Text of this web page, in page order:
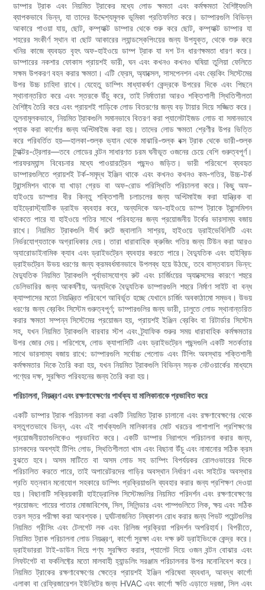
ডাম্পার ট্রাক এবং নিয়মিত ট্রাকের মধ্যে লোড ক্ষমতা এবং কর্মক্ষমতা বৈশিষ্ট্যগুলি
ব্যাপকভাবে ভিন্ন, যা তাদের উদ্দেশ্যমূলক ভূমিকা প্রতিফলিত করে। ডাম্পারগুলি বিভিন্ন
আকারে পাওয়া যায়, ছোট, কম্প্যাক্ট ডাম্পার থেকে শুরু করে ছোট, কম্প্যাক্ট ডাম্পার যা
শহরের সংকীর্ণ স্থান বা ছোট আকারের ল্যান্ডস্কেপিংয়ের জন্য উপযুক্ত, থেকে শুরু করে
খনির কাজে ব্যবহৃত বৃহৎ অফ-হাইওয়ে ডাম্প ট্রাক যা দশ টন ধারণক্ষমতা ধারণ করে।
ডাম্পারের নকশার ফোকাস প্রায়শই ভারী, ঘন এবং কখনও কখনও ঘষিয়া তুলিয়া ফেলিতে
সক্ষম উপকরণ বহন করার ক্ষমতা। এটি ফ্রেম, অ্যাক্সেল, সাসপেনশন এবং ব্রেকিং সিস্টেমের
উপর উচ্চ চাহিদা রাখে। যেহেতু ডাম্পিং মাধ্যাকর্ষণ কেন্দ্রকে উপরের দিকে এবং পিছনে
স্থানান্তরিত করে এবং স্তরকে উঁচু করে, তাই নির্মাতারা আরও শক্তিশালী স্থিতিশীলতা
বৈশিষ্ট্য তৈরি করে এবং প্রায়শই গাড়িকে লোড বিতরণের জন্য বড় টায়ার দিয়ে সজ্জিত করে।
তুলনামূলকভাবে, নিয়মিত ট্রাকগুলি সমানভাবে বিতরণ করা প্যালেটাইজড লোড বা সমানভাবে
প্যাক করা কার্গোর জন্য অপ্টিমাইজ করা হয়। তাদের লোড ক্ষমতা শ্রেণীর উপর ভিত্তি
করে পরিবর্তিত হয়—হালকা-শুল্ক ভ্যান থেকে মাঝারি-শুল্ক বক্স ট্রাক থেকে ভারী-শুল্ক
ট্র্যাক্টর-ট্রেলার—তবে লোডের বন্টন সাধারণত চরম ঘনীভূত ওজনের চেয়ে বেশি গুরুত্বপূর্ণ।
পারফরম্যান্স বিবেচনার মধ্যে পাওয়ারট্রেন পছন্দও জড়িত। ভারী পরিবেশে ব্যবহৃত
ডাম্পারগুলিতে প্রায়শই টর্ক-সমৃদ্ধ ইঞ্জিন থাকে এবং কখনও কখনও কম-গতির, উচ্চ-টর্ক
ট্রান্সমিশন থাকে যা খাড়া গ্রেড বা অফ-রোড পরিস্থিতি পরিচালনা করে। কিছু অফ-
হাইওয়ে ডাম্পার ধীর কিন্তু শক্তিশালী চলাচলের জন্য অপ্টিমাইজ করা যান্ত্রিক বা
হাইড্রোস্ট্যাটিক ড্রাইভ ব্যবহার করে, অন্যদিকে অন-হাইওয়ে ডাম্প ট্রাকে ট্রান্সমিশন
থাকতে পারে যা হাইওয়ে গতির সাথে পরিবহনের জন্য প্রয়োজনীয় টর্কের ভারসাম্য বজায়
রাখে। নিয়মিত ট্রাকগুলি দীর্ঘ রুটে জ্বালানি সাশ্রয়, হাইওয়ে ড্রাইভেবিলিটি এবং
নির্ভরযোগ্যতাকে অগ্রাধিকার দেয়। তারা ধারাবাহিক ক্রুজিং গতির জন্য টিউন করা আরও
অ্যারোডাইনামিক ক্যাব এবং ড্রাইভট্রেন ব্যবহার করতে পারে। বৈদ্যুতিক এবং হাইব্রিড
ড্রাইভট্রেন উভয় ধরণের জন্য ক্রমবর্ধমানভাবে উপলব্ধ হয়ে উঠছে, তবে বাস্তবায়ন ভিন্ন:
বৈদ্যুতিক নিয়মিত ট্রাকগুলি পূর্বাভাসযোগ্য রুট এবং চার্জিংয়ের অ্যাক্সেসের কারণে শহুরে
ডেলিভারির জন্য আকর্ষণীয়, অন্যদিকে বৈদ্যুতিক ডাম্পারগুলি শহুরে নির্মাণ সাইট বা বন্ধ
ক্যাম্পাসের মতো নিয়ন্ত্রিত পরিবেশে আবির্ভূত হচ্ছে যেখানে চার্জিং অবকাঠামো সম্ভব। উভয়
ধরণের জন্য ব্রেকিং সিস্টেম গুরুত্বপূর্ণ; ডাম্পারগুলির জন্য ভারী, ঢালুতে লোড স্থানান্তরিত
করার ক্ষমতা সম্পন্ন সিস্টেমের প্রয়োজন হয়, প্রায়শই ইঞ্জিন ব্রেকিং বা রিটার্ডার সিস্টেম
সহ, যখন নিয়মিত ট্রাকগুলি বারবার স্টপ এবং ট্র্যাফিক শুরুর সময় ধারাবাহিক কর্মক্ষমতার
উপর জোর দেয়। পরিশেষে, লোড ক্যাপাসিটি এবং ড্রাইভট্রেন পছন্দগুলি একটি সতর্কতার
সাথে ভারসাম্য বজায় রাখে: ডাম্পারগুলি সর্বোচ্চ পেলোড এবং টিপিং অবস্থায় শক্তিশালী
কর্মক্ষমতার দিকে তৈরি করা হয়, যখন নিয়মিত ট্রাকগুলি বিভিন্ন সড়ক নেটওয়ার্কের মাধ্যমে
পণ্যের দক্ষ, সুরক্ষিত পরিবহনের জন্য তৈরি করা হয়।
পরিচালনা, নিয়ন্ত্রণ এবং রক্ষণাবেক্ষণের পার্থক্য যা মালিকানাকে প্রভাবিত করে
একটি ডাম্পার ট্রাক পরিচালনা করা একটি নিয়মিত ট্রাক চালানো এবং রক্ষণাবেক্ষণের থেকে
বস্তুগতভাবে ভিন্ন, এবং এই পার্থক্যগুলি মালিকানার মোট খরচের পাশাপাশি প্রশিক্ষণের
প্রয়োজনীয়তাগুলিকেও প্রভাবিত করে। একটি ডাম্পার নিরাপদে পরিচালনা করার জন্য,
চালকদের অবশ্যই টিপিং লোড, স্থিতিশীলতা খাম এবং বিছানা উঁচু এবং নামানোর সঠিক ক্রম
বুঝতে হবে। অসম মাটিতে বা অসম লোড সহ ডাম্পিং বিপর্যয়কর রোলওভারের দিকে
পরিচালিত করতে পারে, তাই অপারেটরদের গাড়ির অবস্থান নির্ধারণ এবং সাইটের অবস্থার
প্রতি যত্নবান মনোযোগ সহকারে ডাম্পিং প্রক্রিয়াগুলি ব্যবহার করার জন্য প্রশিক্ষণ দেওয়া
হয়। বিছানাটি সক্রিয়কারী হাইড্রোলিক সিস্টেমগুলির নিয়মিত পরিদর্শন এবং রক্ষণাবেক্ষণের
প্রয়োজন: পায়ের পাতার মোজাবিশেষ, সিল, সিলিন্ডার এবং পাম্পগুলিতে লিক, ক্ষয় এবং সঠিক
তরল স্তর পরীক্ষা করা আবশ্যক। দুর্ঘটনাজনিত নিষ্কাশন রোধ করার জন্য পিভট পয়েন্টগুলির
নিয়মিত গ্রীসিং এবং টেলগেট লক এবং রিলিজ প্রক্রিয়া পরিদর্শন অপরিহার্য। বিপরীতে,
নিয়মিত ট্রাক পরিচালনা লোড নিয়ন্ত্রণ, কার্গো সুরক্ষা এবং দক্ষ রুট ড্রাইভিংকে কেন্দ্র করে।
ড্রাইভাররা টাই-ডাউন দিয়ে পণ্য সুরক্ষিত করার, প্যালেট দিয়ে ওজন বন্টন বোঝার এবং
লিফটগেট বা ফর্কলিফ্টের মতো মালবাহী হ্যান্ডলিং সরঞ্জাম পরিচালনার উপর মনোনিবেশ করে।
নিয়মিত ট্রাকের রক্ষণাবেক্ষণের ক্ষেত্রে প্রায়শই ইঞ্জিন পরিষেবা ব্যবধান, আবদ্ধ কার্গো
এলাকা বা রেফ্রিজারেশন ইউনিটের জন্য HVAC এবং কার্গো ক্ষতি এড়াতে দরজা, সিল এবং